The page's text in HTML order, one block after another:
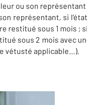
ou son
représentant, si
restitué sous 1 mois ;
sous 2 mois avec
vétusté applicable…).